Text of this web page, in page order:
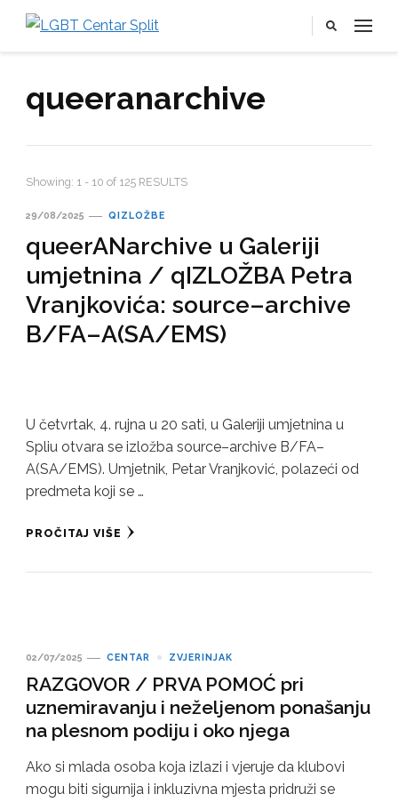
queeranarchive
Showing: 1 - 10 of 125 RESULTS
29/08/2025 QIZLOŽBE
queerANarchive u Galeriji
umjetnina / qIZLOŽBA Petra
Vranjkovića: source–archive
B/FA–A(SA/EMS)
U četvrtak, 4. rujna u 20 sati, u Galeriji umjetnina u
Spliu otvara se izložba source–archive B/FA–
A(SA/EMS). Umjetnik, Petar Vranjković, polazeći od
predmeta koji se …
PROČITAJ VIŠE
02/07/2025 CENTAR ZVJERINJAK
RAZGOVOR / PRVA POMOĆ pri
uznemiravanju i neželjenom ponašanju
na plesnom podiju i oko njega
Ako si mlada osoba koja izlazi i vjeruje da klubovi
mogu biti sigurnija i inkluzivna mjesta pridruži se